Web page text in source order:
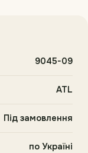
9045-09
ATL
Під замовлення
по Україні